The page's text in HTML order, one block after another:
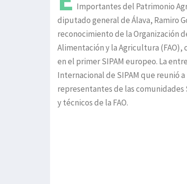
Importantes del Patrimonio
diputado general de Álava, Ramiro
reconocimiento de la Organización
Alimentación y la Agricultura (FAO),
en el primer SIPAM europeo. La
Internacional de SIPAM que reunió
representantes de las
y técnicos de la FAO.